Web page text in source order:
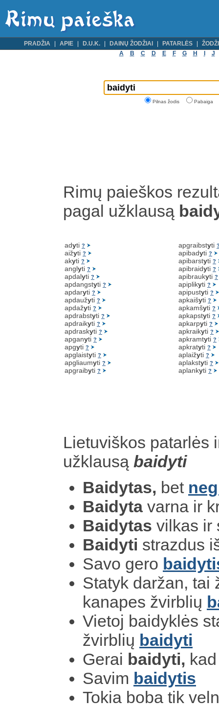
PRADŽIA APIE D.U.K. DAINŲ ŽODŽIAI PATARLĖS
A
B C D E F G H J
Pilnas žodis Pabaiga
Rimų paieškos
pagal užklausą baid
adyti ?
aižyti ?
akyti ?
anglyti ?
apdalyti ?
apdangstyti ?
apdaryti ?
apdaužyti ?
apdažyti ?
apdrabstyti ?
apdraikyti ?
apdraskyti ?
apganyti ?
apgyti ?
apglaistyti ?
apgliaumyti ?
apgraibyti ?
apgraibstyti
apibadyti ?
apibarstyti ?
apibraidyti ?
apibraukyti ?
apiplikyti ?
apipustyti ?
apkaišyti ?
apkamšyti ?
apkapstyti ?
apkarpyti ?
apkraikyti ?
apkramtyti ?
apkratyti ?
aplaižyti ?
aplakstyti ?
aplankyti ?
Lietuviškos patarlės
užklausą baidyti
Baidytas, bet
Baidytavarna ir
Baidytas vilkas ir
Baidyti strazdus
Savo gero
Statyk daržan, tai
kanapes žvirblių
Vietoj baidyklės
žvirblių baidyti
Gerai baidyti,
Savim baidytis
Tokia boba tik